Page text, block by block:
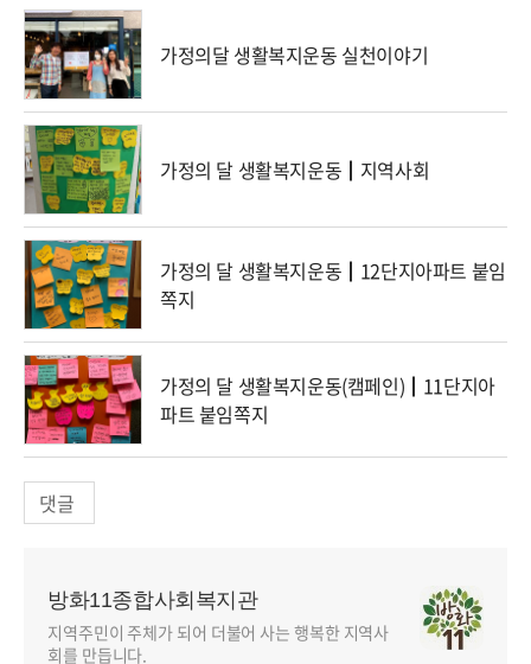
가정의달 생활복지운동 실천이야기
가정의 달 생활복지운동┃지역사회
가정의 달 생활복지운동┃12단지아파트 붙임
쪽지
가정의 달 생활복지운동(캠페인)┃11단지아
파트 붙임쪽지
댓글
방화11종합사회복지관
지역주민이 주체가 되어 더불어 사는 행복한 지역사
회를 만듭니다.